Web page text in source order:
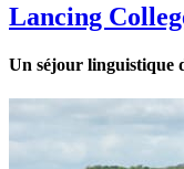
Lancing
Un séjour linguistique